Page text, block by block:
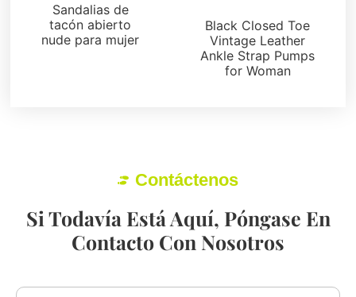
Sandalias de
tacón abierto
nude para mujer
Black Closed Toe
Vintage Leather
Ankle Strap Pumps
for Woman
Contáctenos
Si Todavía Está Aquí, Póngase En
Contacto Con Nosotros